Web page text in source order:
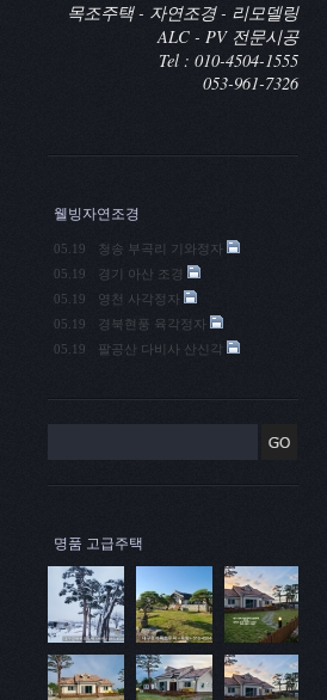
목조주택 - 자연조경 - 리모델링
ALC - PV 전문시공
Tel : 010-4504-1555
053-961-7326
웰빙자연조경
05.19
청송 부곡리 기와정자
05.19
경기 아산 조경
05.19
영천 사각정자
05.19
경북현풍 육각정자
05.19
팔공산 다비사 산신각
명품 고급주택